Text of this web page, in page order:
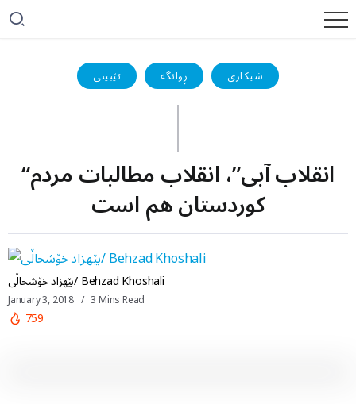
تێبینی ڕوانگە شیکاری
“انقلاب آبی”، انقلاب مطالبات مردم
کوردستان هم است
بێهزاد خۆشحاڵی/ Behzad Khoshali
January 3, 2018 3 Mins Read
759